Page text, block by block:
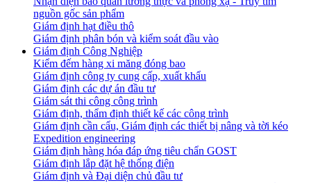
nguồn gốc sản phẩm
Giám định hạt điều thô
Giám định phân bón và kiểm soát đầu vào
Giám định Công Nghiệp
Kiểm đếm hàng xi măng đóng bao
Giám định công ty cung cấp, xuất khẩu
Giám định các dự án đầu tư
Giám sát thi công công trình
Giám định, thẩm định thiết kế các công trình
Giám định cần cẩu, Giám định các thiết bị nâng và tời kéo
Expedition engineering
Giám định hàng hóa đáp ứng tiêu chẩn GOST
Giám định lắp đặt hệ thống điện
Giám định và Đại diện chủ đầu tư